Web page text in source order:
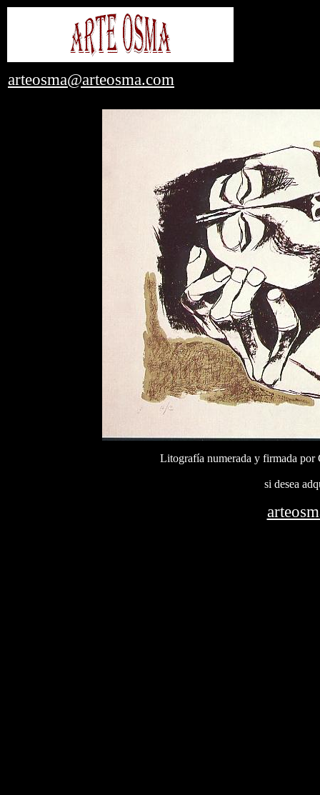
arteosma@arteosma.com
Litografía numerada y firmada
si desea